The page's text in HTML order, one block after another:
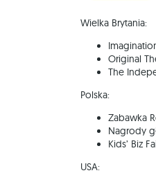
Wielka Brytania:
Original
The
Polska:
Zabawka
Nagrody
Kids’ Biz
USA: